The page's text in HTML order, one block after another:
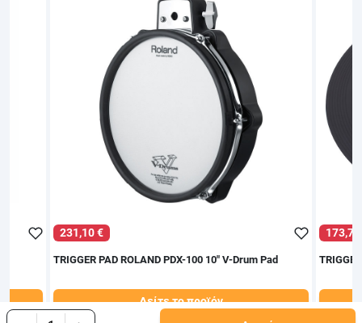
231,10 €
TRIGGER PAD ROLAND PDX-100 10" V-Drum Pad
Δείτε το προϊόν